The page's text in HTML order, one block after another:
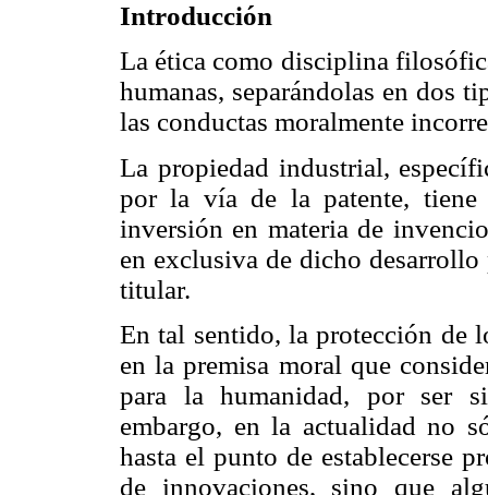
Introducción
La ética como disciplina
humanas, separándolas en dos
las conductas moralmente
La propiedad industrial,
por la vía de la patente,
inversión en materia de
en exclusiva de dicho
titular.
En tal sentido, la protección de
en la premisa moral que
para la humanidad, por ser
embargo, en la actualidad no
hasta el punto de establecerse
de innovaciones, sino que